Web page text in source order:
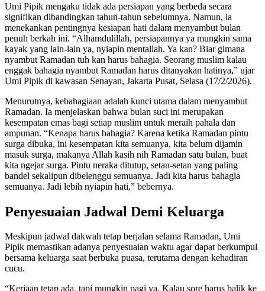
Umi Pipik mengaku tidak ada persiapan yang berbeda secara
signifikan dibandingkan tahun-tahun sebelumnya. Namun, ia
menekankan pentingnya kesiapan hati dalam menyambut bulan
penuh berkah ini. “Alhamdulillah, persiapannya ya mungkin sama
kayak yang lain-lain ya, nyiapin mentallah. Ya kan? Biar gimana
nyambut Ramadan tuh kan harus bahagia. Seorang muslim kalau
enggak bahagia nyambut Ramadan harus ditanyakan hatinya,” ujar
Umi Pipik di kawasan Senayan, Jakarta Pusat, Selasa (17/2/2026).
Menurutnya, kebahagiaan adalah kunci utama dalam menyambut
Ramadan. Ia menjelaskan bahwa bulan suci ini merupakan
kesempatan emas bagi setiap muslim untuk meraih pahala dan
ampunan. “Kenapa harus bahagia? Karena ketika Ramadan pintu
surga dibuka, ini kesempatan kita semuanya, kita belum dijamin
masuk surga, makanya Allah kasih nih Ramadan satu bulan, buat
kita ngejar surga. Pintu neraka ditutup, setan-setan yang paling
bandel sekalipun dibelenggu semuanya. Jadi kita harus bahagia
semuanya. Jadi lebih nyiapin hati,” bebernya.
Penyesuaian Jadwal Demi Keluarga
Meskipun jadwal dakwah tetap berjalan selama Ramadan, Umi
Pipik memastikan adanya penyesuaian waktu agar dapat berkumpul
bersama keluarga saat berbuka puasa, terutama dengan kehadiran
cucu.
“Kerjaan tetap ada, tapi mungkin pagi ya. Kalau sore harus balik ke